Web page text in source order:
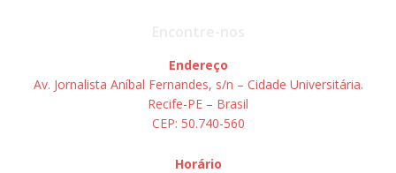
Endereço
Av. Jornalista Aníbal Fernandes, s/n – Cidade Universitária.
Recife-PE – Brasil
CEP: 50.740-560
Horário